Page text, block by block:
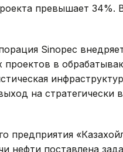
превышает 34%.
Sinopec
проектов в
на стратегически
предприятия
нефти поставлена